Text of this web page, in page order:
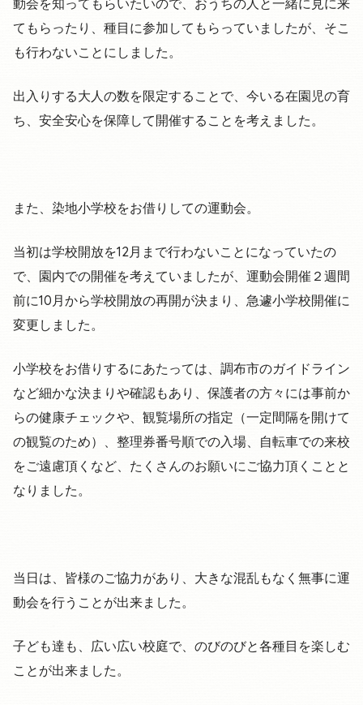
動会を知ってもらいたいので、おうちの人と一緒に見に来
てもらったり、種目に参加してもらっていましたが、そこ
も行わないことにしました。
出入りする大人の数を限定することで、今いる在園児の育
ち、安全安心を保障して開催することを考えました。
また、染地小学校をお借りしての運動会。
当初は学校開放を12月まで行わないことになっていたの
で、園内での開催を考えていましたが、運動会開催２週間
前に10月から学校開放の再開が決まり、急遽小学校開催に
変更しました。
小学校をお借りするにあたっては、調布市のガイドライン
など細かな決まりや確認もあり、保護者の方々には事前か
らの健康チェックや、観覧場所の指定（一定間隔を開けて
の観覧のため）、整理券番号順での入場、自転車での来校
をご遠慮頂くなど、たくさんのお願いにご協力頂くことと
なりました。
当日は、皆様のご協力があり、大きな混乱もなく無事に運
動会を行うことが出来ました。
子ども達も、広い広い校庭で、のびのびと各種目を楽しむ
ことが出来ました。